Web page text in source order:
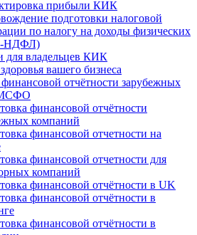
прибыли КИК
подготовки налоговой
по налогу на доходы физических
НДФЛ)
для владельцев КИК
вашего бизнеса
отчётности зарубежных
МСФО
финансовой отчётности
компаний
финансовой отчетности на
финансовой отчетности для
компаний
финансовой отчётности в UK
финансовой отчётности в
финансовой отчётности в